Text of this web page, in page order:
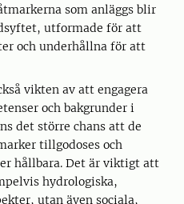
som anläggs blir
utformade för att
och underhållna för att
vikten av att engagera
och bakgrunder i
det större chans att de
tillgodoses och
hållbara. Det är viktigt att
hydrologiska,
utan även sociala,